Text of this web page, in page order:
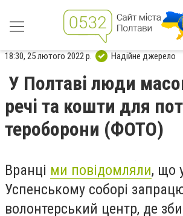
18:30, 25 лютого 2022 р. Надійне джерело
У Полтаві люди
речі та кошти для
тероборони (ФОТО)
Вранці ми повідомляли, що
Успенському соборі
волонтерський центр, де